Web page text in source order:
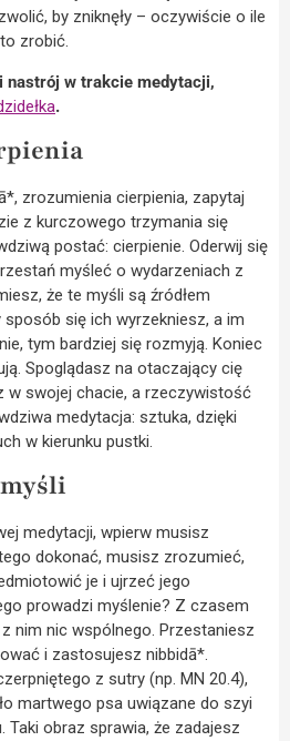
by zniknęły – oczywiście o ile
zrobić.
nastrój w trakcie medytacji,
.
zrozumienia cierpienia, zapytaj
z kurczowego trzymania się
postać: cierpienie. Oderwij się
myśleć o wydarzeniach z
że te myśli są źródłem
się ich wyrzekniesz, a im
tym bardziej się rozmyją. Koniec
Spoglądasz na otaczający cię
w swojej chacie, a rzeczywistość
medytacja: sztuka, dzięki
w kierunku pustki.
myśli
medytacji, wpierw musisz
dokonać, musisz zrozumieć,
je i ujrzeć jego
prowadzi myślenie? Z czasem
nim nic wspólnego. Przestaniesz
i zastosujesz nibbidā*.
z sutry (np. MN 20.4),
martwego psa uwiązane do szyi
Taki obraz sprawia, że zadajesz